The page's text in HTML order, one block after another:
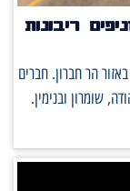
ריבונות
הר חברון. חברים
שומרון ובנימין.